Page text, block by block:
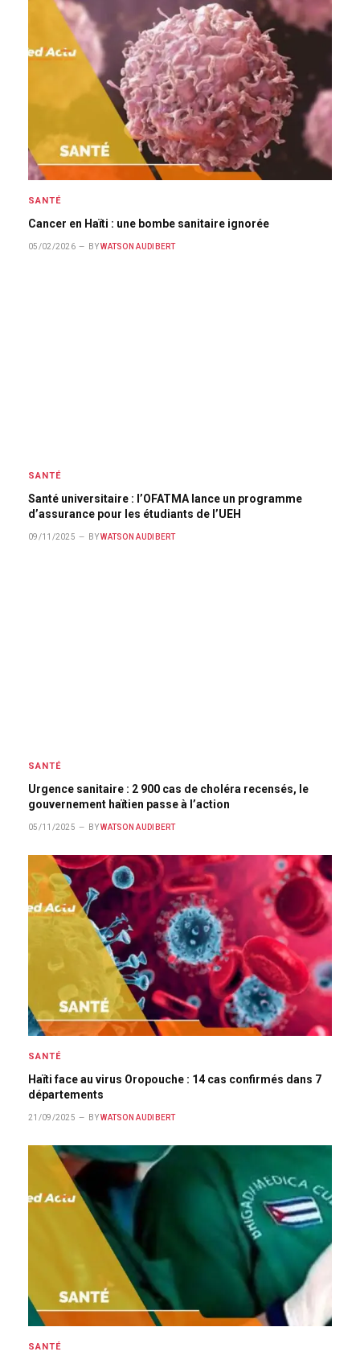
SANTÉ
Cancer en Haïti : une bombe sanitaire ignorée
05/02/2026 BY WATSON AUDIBERT
SANTÉ
Santé universitaire : l’OFATMA lance un programme
d’assurance pour les étudiants de l’UEH
09/11/2025 BY WATSON AUDIBERT
SANTÉ
Urgence sanitaire : 2 900 cas de choléra recensés, le
gouvernement haïtien passe à l’action
05/11/2025 BY WATSON AUDIBERT
SANTÉ
Haïti face au virus Oropouche : 14 cas confirmés dans 7
départements
21/09/2025 BY WATSON AUDIBERT
SANTÉ